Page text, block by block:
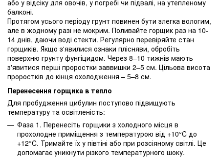
або у відсіку для овочів, у погребі чи підвалі, на утепленому
балконі.
Протягом усього періоду грунт повинен бути злегка вологим,
але в жодному разі не мокрим. Поливайте горщик раз на 10-
14 днів, даючи воді стекти. Регулярно перевіряйте стан
горщиків. Якщо з'явилися ознаки плісняви, обробіть
поверхню грунту фунгіцидом. Через 8–10 тижнів мають
з'явитися перші проростки заввишки 2–5 см. Цільова висота
проростків до кінця охолодження – 5–8 см.
Перенесення горщика в тепло
Для пробудження цибулин поступово підвищують
температуру та освітленість:
Фаза 1. Перенесіть горщики з холодного місця в
прохолодне приміщення з температурою від +10°C до
+12°C. Тримайте їх у півтіні або при розсіяному світлі. Це
допомагає уникнути різкого температурного шоку.